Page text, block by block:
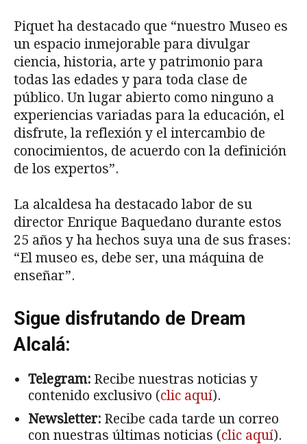
Piquet ha destacado que “nuestro Museo es
un espacio inmejorable para divulgar
ciencia, historia, arte y patrimonio para
todas las edades y para toda clase de
público. Un lugar abierto como ninguno a
experiencias variadas para la educación, el
disfrute, la reflexión y el intercambio de
conocimientos, de acuerdo con la definición
de los expertos”.
La alcaldesa ha destacado labor de su
director Enrique Baquedano durante estos
25 años y ha hechos suya una de sus frases:
“El museo es, debe ser, una máquina de
enseñar”.
Sigue disfrutando de Dream
Alcalá:
Telegram: Recibe nuestras noticias y
contenido exclusivo (clic aquí).
Newsletter: Recibe cada tarde un correo
con nuestras últimas noticias (clic aquí).